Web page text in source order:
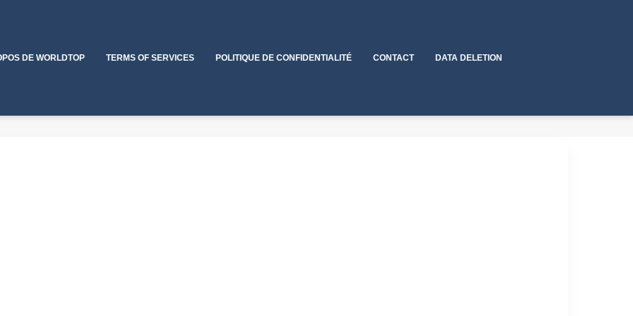
DE WORLDTOP TERMS OF SERVICES POLITIQUE DE CONFIDENTIALITÉ CONTACT DATA DELETION